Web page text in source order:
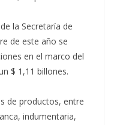
la Secretaría de
de este año se
en el marco del
$ 1,11 billones.
de productos, entre
indumentaria,